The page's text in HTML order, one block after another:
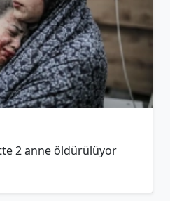
2 anne öldürülüyor